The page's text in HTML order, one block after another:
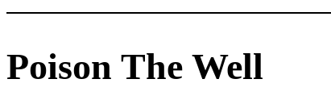
Poison The Well